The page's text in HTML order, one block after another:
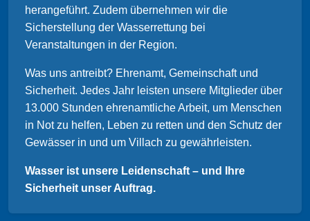
herangeführt. Zudem übernehmen wir die
Sicherstellung der Wasserrettung bei
Veranstaltungen in der Region.
Was uns antreibt? Ehrenamt, Gemeinschaft und
Sicherheit. Jedes Jahr leisten unsere Mitglieder über
13.000 Stunden ehrenamtliche Arbeit, um Menschen
in Not zu helfen, Leben zu retten und den Schutz der
Gewässer in und um Villach zu gewährleisten.
Wasser ist unsere Leidenschaft – und Ihre
Sicherheit unser Auftrag.